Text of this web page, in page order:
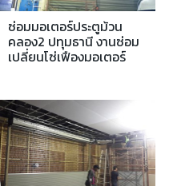
ซ่อมมอเตอร์ประตูม้วน
คลอง2 ปทุมธานี งานซ่อม
เปลี่ยนโซ่เฟืองมอเตอร์